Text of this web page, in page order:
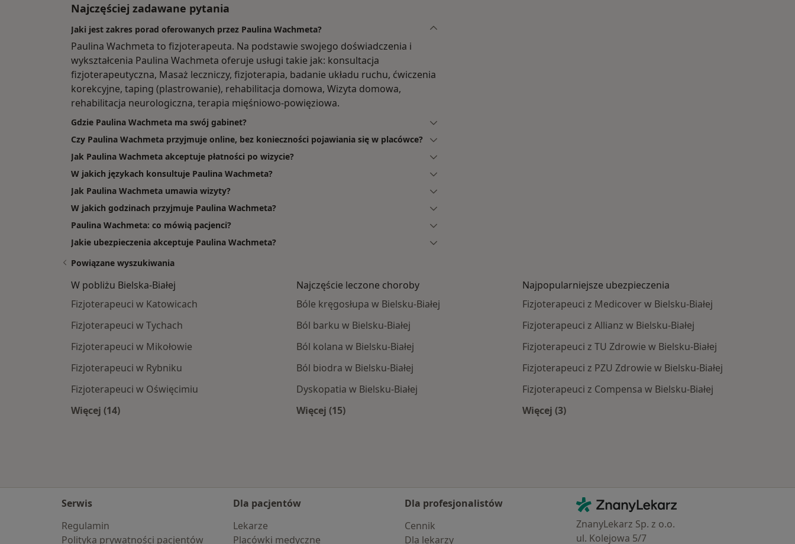
Najczęściej zadawane pytania
Jaki jest zakres porad oferowanych przez Paulina Wachmeta?
Paulina Wachmeta to fizjoterapeuta. Na podstawie swojego doświadczenia i
wykształcenia Paulina Wachmeta oferuje usługi takie jak: konsultacja
fizjoterapeutyczna, Masaż leczniczy, fizjoterapia, badanie układu ruchu, ćwiczenia
korekcyjne, taping (plastrowanie), rehabilitacja domowa, Wizyta domowa,
rehabilitacja neurologiczna, terapia mięśniowo-powięziowa.
Gdzie Paulina Wachmeta ma swój gabinet?
Czy Paulina Wachmeta przyjmuje online, bez konieczności pojawiania się w placówce?
Jak Paulina Wachmeta akceptuje płatności po wizycie?
W jakich językach konsultuje Paulina Wachmeta?
Jak Paulina Wachmeta umawia wizyty?
W jakich godzinach przyjmuje Paulina Wachmeta?
Paulina Wachmeta: co mówią pacjenci?
Jakie ubezpieczenia akceptuje Paulina Wachmeta?
Powiązane wyszukiwania
W pobliżu Bielska-Białej
Fizjoterapeuci w Katowicach
Fizjoterapeuci w Tychach
Fizjoterapeuci w Mikołowie
Fizjoterapeuci w Rybniku
Fizjoterapeuci w Oświęcimiu
Więcej (14)
Najczęście leczone choroby
Bóle kręgosłupa w Bielsku-Białej
Ból barku w Bielsku-Białej
Ból kolana w Bielsku-Białej
Ból biodra w Bielsku-Białej
Dyskopatia w Bielsku-Białej
Więcej (15)
Najpopularniejsze ubezpieczenia
Fizjoterapeuci z Medicover w Bielsku-Białej
Fizjoterapeuci z Allianz w Bielsku-Białej
Fizjoterapeuci z TU Zdrowie w Bielsku-Białej
Fizjoterapeuci z PZU Zdrowie w Bielsku-Białej
Fizjoterapeuci z Compensa w Bielsku-Białej
Więcej (3)
Serwis
Regulamin
Polityka prywatności pacjentów
Dla pacjentów
Lekarze
Placówki medyczne
Dla profesjonalistów
Cennik
Dla lekarzy
Kontakt
ZnanyLekarz - Strona główna
ZnanyLekarz Sp. z o.o.
ul. Kolejowa 5/7